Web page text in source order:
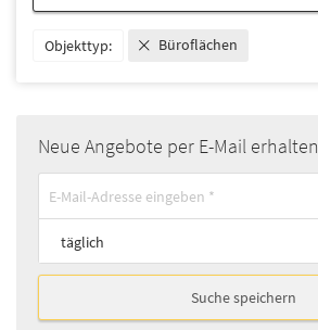
Objekttyp: Büroflächen
Neue Angebote per E-Mail erhalten
täglich
Suche speichern